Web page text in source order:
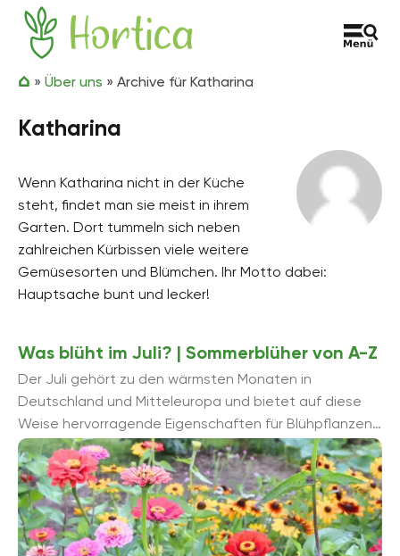
Zum Inhalt springen
Hortica
» Über uns » Archive für Katharina
Katharina
Wenn Katharina nicht in der Küche
steht, findet man sie meist in ihrem
Garten. Dort tummeln sich neben
zahlreichen Kürbissen viele weitere
Gemüsesorten und Blümchen. Ihr Motto dabei:
Hauptsache bunt und lecker!
Was blüht im Juli? | Sommerblüher von A-Z
Der Juli gehört zu den wärmsten Monaten in
Deutschland und Mitteleuropa und bietet auf diese
Weise hervorragende Eigenschaften für Blühpflanzen
aller Art. Zahlreiche Blumen und blü...